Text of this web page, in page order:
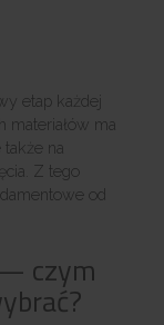
etap każdej
materiałów ma
także na
Z tego
od
czym